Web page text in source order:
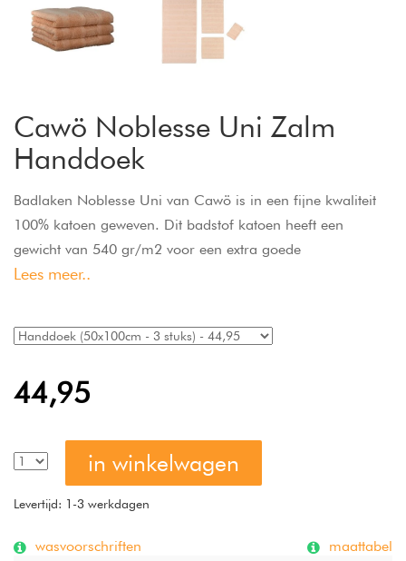
Cawö Noblesse Uni Zalm
Handdoek
Badlaken Noblesse Uni van Cawö is in een fijne kwaliteit
100% katoen geweven. Dit badstof katoen heeft een
gewicht van 540 gr/m2 voor een extra goede
vochtopname. Het badlaken is wasbaar op 60 graden en
Lees meer..
44,95
in winkelwagen
Levertijd: 1-3 werkdagen
wasvoorschriften maattabel